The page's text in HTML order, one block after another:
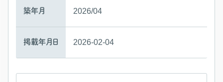
築年月 2026/04
掲載年月日 2026-02-04